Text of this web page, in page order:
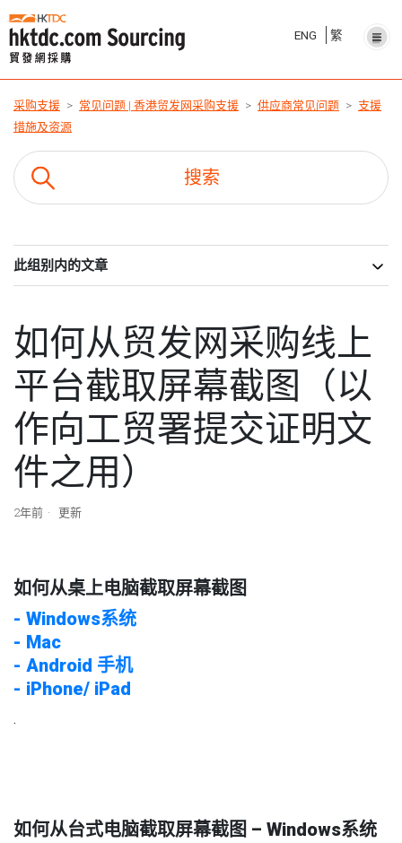
ENG 繁
采购支援 常见问题 | 香港贸发网采购支援 供应商常见问题
支援
措施及资源
此组别内的文章
如何从贸发网采购线上
平台截取屏幕截图（以
作向工贸署提交证明文
件之用）
2年前 更新
如何从桌上电脑截取屏幕截图
- Windows系统
- Mac
- Android 手机
- iPhone/ iPad
.
如何从台式电脑截取屏幕截图 – Windows系统